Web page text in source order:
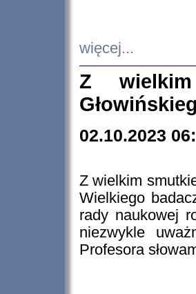
więcej...
Z
02.10.2023
Z wielkim
Wielkiego
rady naukowej
niezwykle
Profesora